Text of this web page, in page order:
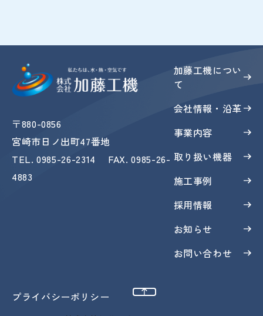
〒880-0856
宮崎市日ノ出町47番地
TEL.0985-26-2314 FAX. 0985-26-
4883
加藤工機につい
て
会社情報・沿革
事業内容
取り扱い機器
施工事例
採用情報
お知らせ
お問い合わせ
プライバシーポリシー ページトップへ